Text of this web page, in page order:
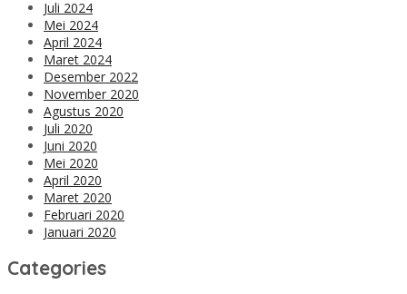
Juli 2024
Mei 2024
April 2024
Maret 2024
Desember 2022
November 2020
Agustus 2020
Juli 2020
Juni 2020
Mei 2020
April 2020
Maret 2020
Februari 2020
Januari 2020
Categories